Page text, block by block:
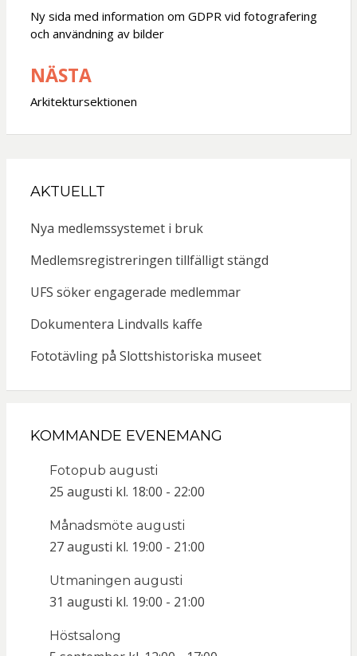
Ny sida med information om GDPR vid fotografering
och användning av bilder
NÄSTA
Arkitektursektionen
AKTUELLT
Nya medlemssystemet i bruk
Medlemsregistreringen tillfälligt stängd
UFS söker engagerade medlemmar
Dokumentera Lindvalls kaffe
Fototävling på Slottshistoriska museet
KOMMANDE EVENEMANG
Fotopub augusti
25 augusti kl. 18:00 - 22:00
Månadsmöte augusti
27 augusti kl. 19:00 - 21:00
Utmaningen augusti
31 augusti kl. 19:00 - 21:00
Höstsalong